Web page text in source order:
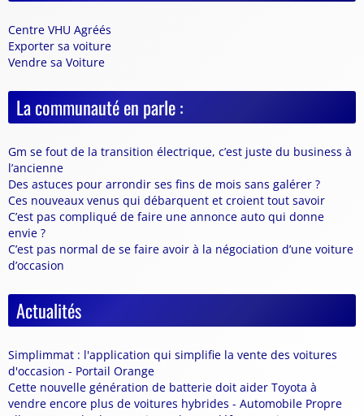
Centre VHU Agréés
Exporter sa voiture
Vendre sa Voiture
La communauté en parle :
Gm se fout de la transition électrique, c’est juste du business à
l’ancienne
Des astuces pour arrondir ses fins de mois sans galérer ?
Ces nouveaux venus qui débarquent et croient tout savoir
C’est pas compliqué de faire une annonce auto qui donne
envie ?
C’est pas normal de se faire avoir à la négociation d’une voiture
d’occasion
Actualités
Simplimmat : l'application qui simplifie la vente des voitures
d'occasion - Portail Orange
Cette nouvelle génération de batterie doit aider Toyota à
vendre encore plus de voitures hybrides - Automobile Propre